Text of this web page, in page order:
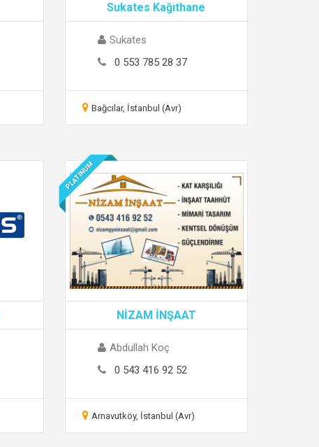
Sukates Kağıthane
Sukates
0 553 785 28 37
Bağcılar, İstanbul (Avr)
PLATINUM
NİZAM İNŞAAT
Abdullah Koç
0 543 416 92 52
Arnavutköy, İstanbul (Avr)